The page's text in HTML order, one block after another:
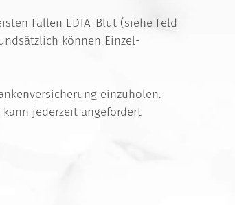
Fällen EDTA-Blut (siehe Feld
können Einzel-
einzuholen.
jederzeit angefordert